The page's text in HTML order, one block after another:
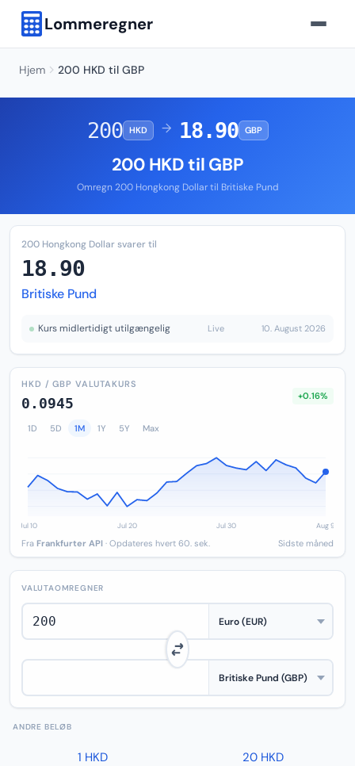
Lommeregner
Hjem 200 HKD til GBP
200 HKD → 18.90 GBP
200 HKD til GBP
Omregn 200 Hongkong Dollar til Britiske Pund
200 Hongkong Dollar svarer til
18.90
Britiske Pund
Kurs midlertidigt utilgængelig Live 10. August 2026
HKD / GBP VALUTAKURS
0.0945 +0.16%
1D 5D 1M 1Y 5Y Max
Fra Frankfurter API · Opdateres hvert 60. sek. Sidste måned
VALUTAOMREGNER
ANDRE BELØB
1 HKD
20 HKD